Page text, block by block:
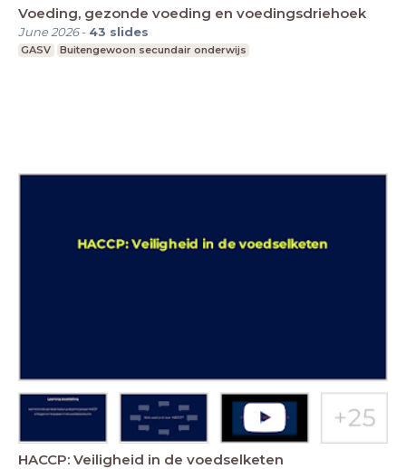
Voeding, gezonde voeding en voedingsdriehoek
June 2026- 43 slides
GASV Buitengewoon secundair onderwijs
HACCP: Veiligheid in de voedselketen